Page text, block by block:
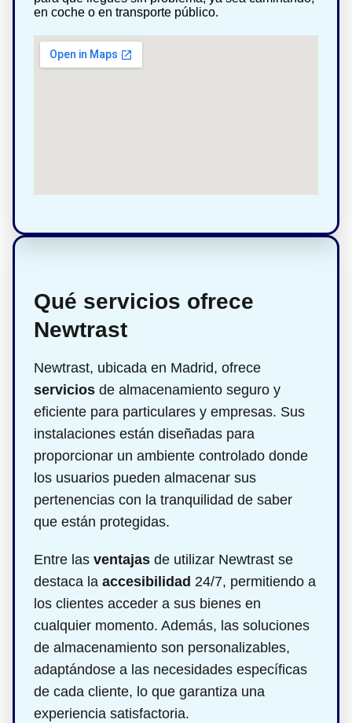
en coche o en transporte público.
Qué servicios ofrece
Newtrast
Newtrast, ubicada en Madrid, ofrece
servicios de almacenamiento seguro y
eficiente para particulares y empresas. Sus
instalaciones están diseñadas para
proporcionar un ambiente controlado donde
los usuarios pueden almacenar sus
pertenencias con la tranquilidad de saber
que están protegidas.
Entre las ventajas de utilizar Newtrast se
destaca la accesibilidad 24/7, permitiendo a
los clientes acceder a sus bienes en
cualquier momento. Además, las soluciones
de almacenamiento son personalizables,
adaptándose a las necesidades específicas
de cada cliente, lo que garantiza una
experiencia satisfactoria.